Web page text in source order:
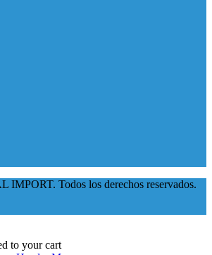
Todos los derechos reservados.
to your cart